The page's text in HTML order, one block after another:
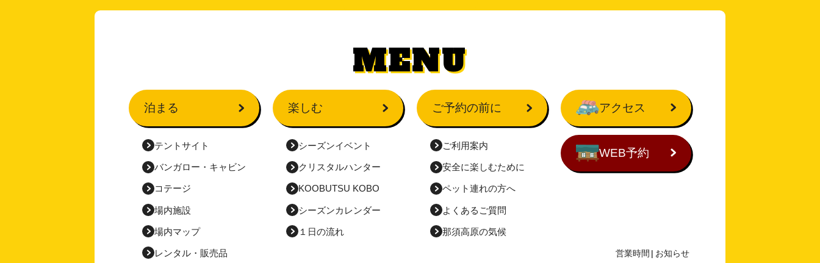
MENU
泊まる
テントサイト
バンガロー・ キャビン
コテージ
場内施設
場内マップ
レンタル・販売品
楽しむ
シーズンイベント
クリスタルハンター
KOOBUTSU KOBO
シーズンカレンダー
１日の流れ
ご予約の前に
ご利用案内
安全に楽しむために
ペット連れの方へ
よくあるご質問
那須高原の気候
アクセス
WEB予約
営業時間 | お知らせ